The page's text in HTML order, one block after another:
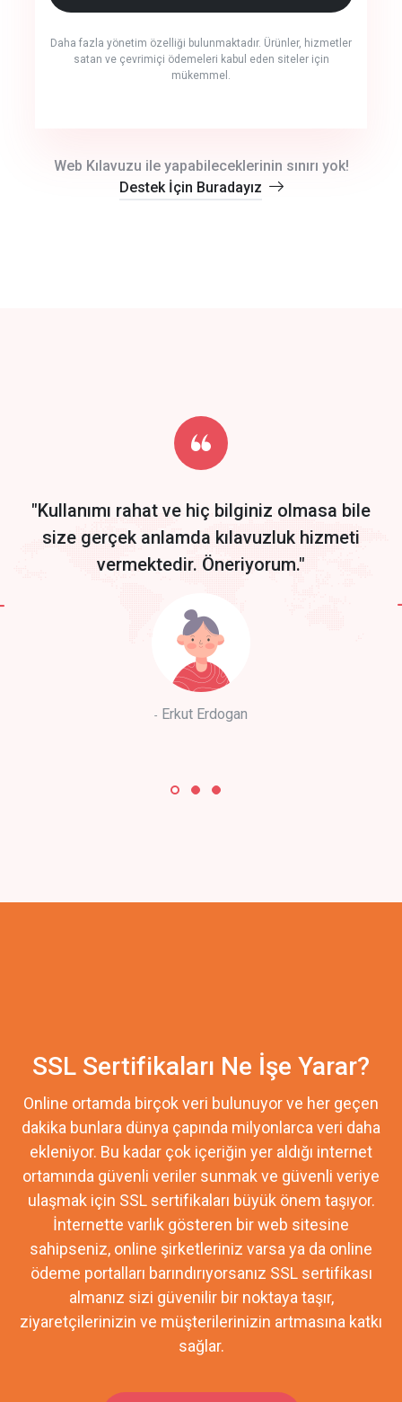
Daha fazla yönetim özelliği bulunmaktadır. Ürünler, hizmetler
satan ve çevrimiçi ödemeleri kabul eden siteler için
mükemmel.
Start by trying our service for 30 days free trial no credit card
required.
Web Kılavuzu ile yapabileceklerinin sınırı yok!
Destek İçin Buradayız
"Kullanımı rahat ve hiç bilginiz olmasa bile
size gerçek anlamda kılavuzluk hizmeti
vermektedir. Öneriyorum."
Erkut Erdogan
SSL Sertifikaları Ne İşe Yarar?
Online ortamda birçok veri bulunuyor ve her geçen
dakika bunlara dünya çapında milyonlarca veri daha
ekleniyor. Bu kadar çok içeriğin yer aldığı internet
ortamında güvenli veriler sunmak ve güvenli veriye
ulaşmak için SSL sertifikaları büyük önem taşıyor.
İnternette varlık gösteren bir web sitesine
sahipseniz, online şirketleriniz varsa ya da online
ödeme portalları barındırıyorsanız SSL sertifikası
almanız sizi güvenilir bir noktaya taşır,
ziyaretçilerinizin ve müşterilerinizin artmasına katkı
sağlar.